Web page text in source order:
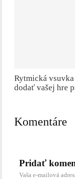
Rytmická
dodať vašej hre
Komentáre
Pridať
Vaša e-mailová